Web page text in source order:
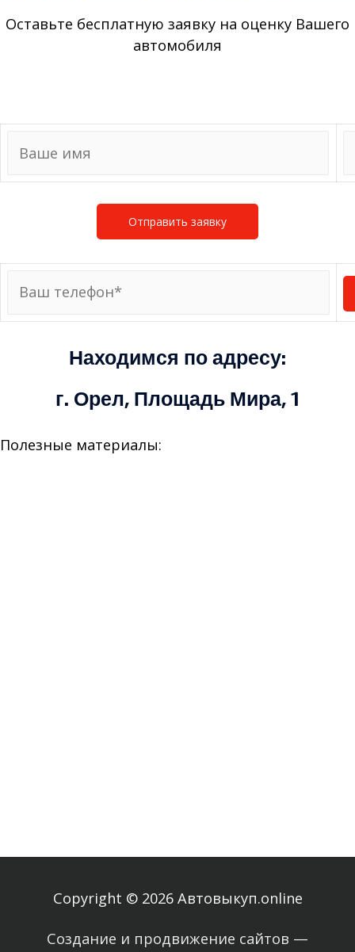
Оставьте бесплатную заявку на оценку Вашего
автомобиля
Находимся по адресу:
г. Орел, Площадь Мира, 1
Полезные материалы:
Copyright © 2026 Автовыкуп.online
Создание и продвижение сайтов —